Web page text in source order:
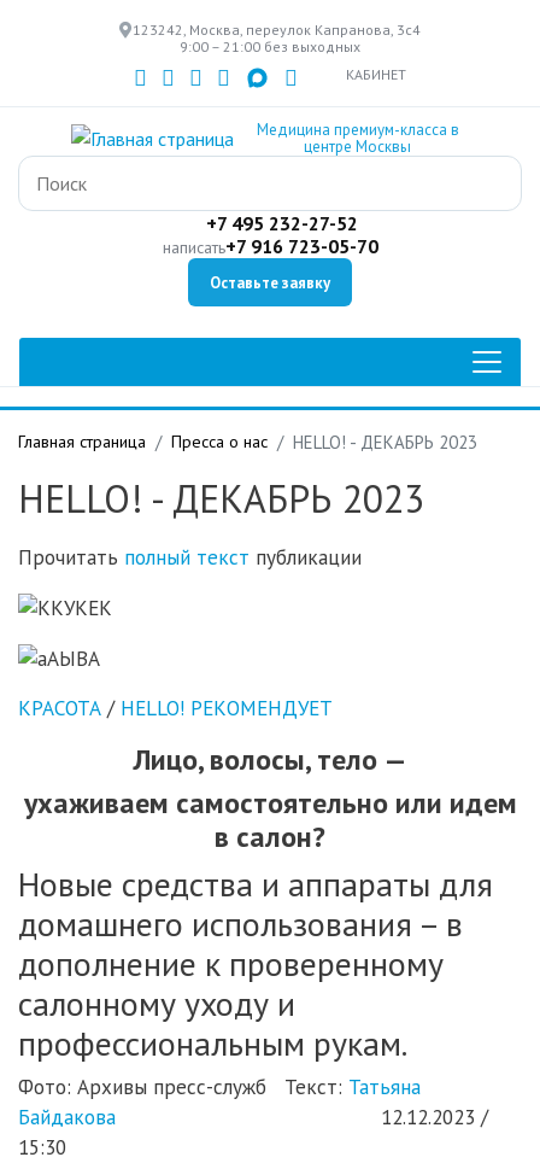
к
основному
содержанию
123242, Москва, переулок Капранова, 3с4
9:00 – 21:00 без выходных
КАБИНЕТ
Медицина премиум-класса в
центре Москвы
+7 495 232-27-52
написать+7 916 723-05-70
Оставьте заявку
Главная страница Пресса о нас HELLO! - ДЕКАБРЬ 2023
HELLO! - ДЕКАБРЬ 2023
Прочитать полный текст публикации
КРАСОТА / HELLO! РЕКОМЕНДУЕТ
Лицо, волосы, тело —
ухаживаем самостоятельно или идем
в салон?
Новые средства и аппараты для
домашнего использования – в
дополнение к проверенному
салонному уходу и
профессиональным рукам.
Фото: Архивы пресс-служб Текст: Татьяна
Байдакова 12.12.2023 /
15:30